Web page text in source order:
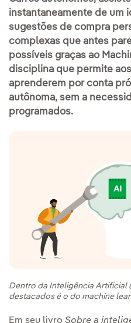
instantaneamente de um
sugestões de compra
complexas que antes
possíveis graças ao
disciplina que permite
aprenderem por conta
autônoma, sem a
programados.
Dentro da Inteligência Artificial
destacados é o do machine
Em seu livro Sobre a